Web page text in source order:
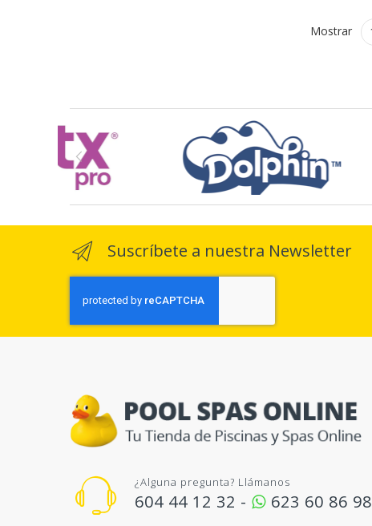
Mostrar
Suscríbete a nuestra Newsletter
¿Alguna pregunta? Llámanos
604 44 12 32 - 623 60 86 98